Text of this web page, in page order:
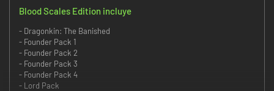
Blood Scales Edition incluye
- Dragonkin: The Banished
- Founder Pack 1
- Founder Pack 2
- Founder Pack 3
- Founder Pack 4
- Lord Pack